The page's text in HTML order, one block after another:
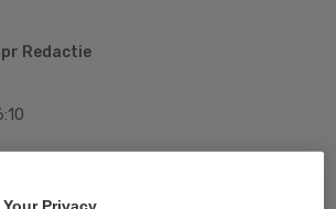
Redactie
krijgen het steeds drukker